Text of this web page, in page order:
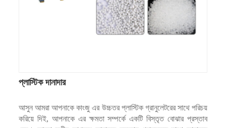
প্লাস্টিক দানাদার
আসুন আমরা আপনাকে কাংজু এর উচ্চতর প্লাস্টিক গ্রানুলেটরের সাথে পরিচয়
করিয়ে দিই, আপনাকে এর ক্ষমতা সম্পর্কে একটি বিস্তৃত বোঝার প্রস্তাব